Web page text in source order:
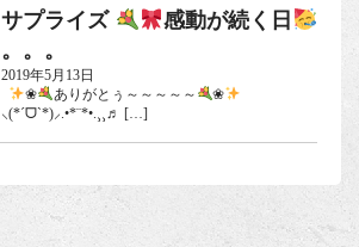
サプライズ
感動が続く日
。。。
2019年5月13日
❀
ありがとぅ～～～～～
❀
⸜(*ˊᗜˋ*)⸝.•*¨*•.¸¸♬ […]